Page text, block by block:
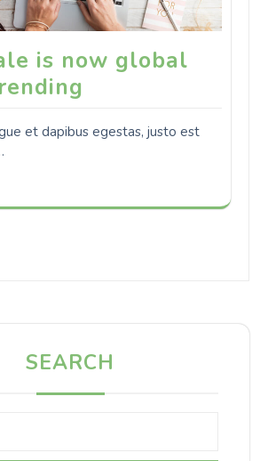
is now global
et dapibus egestas, justo est
SEARCH